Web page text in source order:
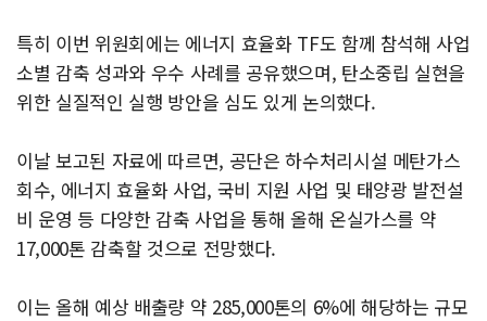
특히 이번 위원회에는 에너지 효율화 TF도 함께 참석해 사업
소별 감축 성과와 우수 사례를 공유했으며, 탄소중립 실현을
위한 실질적인 실행 방안을 심도 있게 논의했다.
이날 보고된 자료에 따르면, 공단은 하수처리시설 메탄가스
회수, 에너지 효율화 사업, 국비 지원 사업 및 태양광 발전설
비 운영 등 다양한 감축 사업을 통해 올해 온실가스를 약
17,000톤 감축할 것으로 전망했다.
이는 올해 예상 배출량 약 285,000톤의 6%에 해당하는 규모